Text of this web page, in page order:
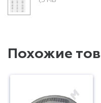
Похожие